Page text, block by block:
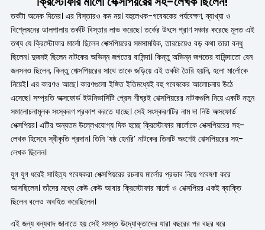
তর্কটা অনেক দিনের। এর বিস্তারও কম নয়। বহুলেখক-গবেষকের পর্যবেক্ষণ, ব্যাখ্যা ও
বিশ্লেষনের ডালপালায় তর্কটি বিস্তার লাভ করেছে। তর্কের উৎসে প্রাণ সঞ্চার করেছে মূলত এই
তথ্য যে ক্রিস্টোফার মার্লো ছিলেন শেক্সপিয়রের সমসাময়িক, তারচেয়েও বড় কথা তারা বন্ধু
ছিলেন। দুজনই ছিলেন নাটকের অভিন্ন জগতের বাসিন্দা। কিন্তু অভিন্ন জগতের বাসিন্দাতো বেন
জনসনও ছিলেন, কিন্তু শেক্সপিয়রের সাথে তাকে জড়িয়ে এই তর্কটা তৈরি হয়নি, হলো মার্লোকে
নিয়েই। এর কারণও আছে। কারণগুলো ইঙ্গিত ইতিমধ্যেই বহু গবেষকের আলোচনায় উঠে
এসেছে। সম্প্রতি অক্সফোর্ড ইউনিভার্সিটি প্রেস শীঘ্রই শেক্সপিয়রের নাটকগুলি নিয়ে একটি নতুন
সমালোচনামূলক সংস্করণ প্রকাশ করতে যাচ্ছে। সেই সংস্করণটির নাম দা নিউ অক্সফোর্ড
শেক্সপিয়র। এটির অন্যতম উল্লেখযোগ্য দিক হচ্ছে ক্রিস্টোফার মার্লোকে শেক্সপিয়রের সহ-
লেখক হিসেবে স্বীকৃতি প্রদান। তিনি ‘ষষ্ঠ হেনরি’ নাটকের তিনটি অংশেই শেক্সপিয়রের সহ-
লেখক ছিলেন।
যুগ যুগ ধরেই সাহিত্য গবেষকরা শেক্সপিয়রের রচনায় মার্লোর প্রভাব নিয়ে গবেষণা করে
আসছিলেন। তাঁদের মধ্যে কেউ কেউ আবার ক্রিস্টোফার মার্লো ও শেক্সপিয়র একই ব্যাক্তি
ছিলেন বলেও অবহিত করেছিলেন।
এই জন্য ধন্যবাদ জানাতে হয় সেই সমস্ত উদ্যোক্তাদের যারা বছরের পর বছর ধরে